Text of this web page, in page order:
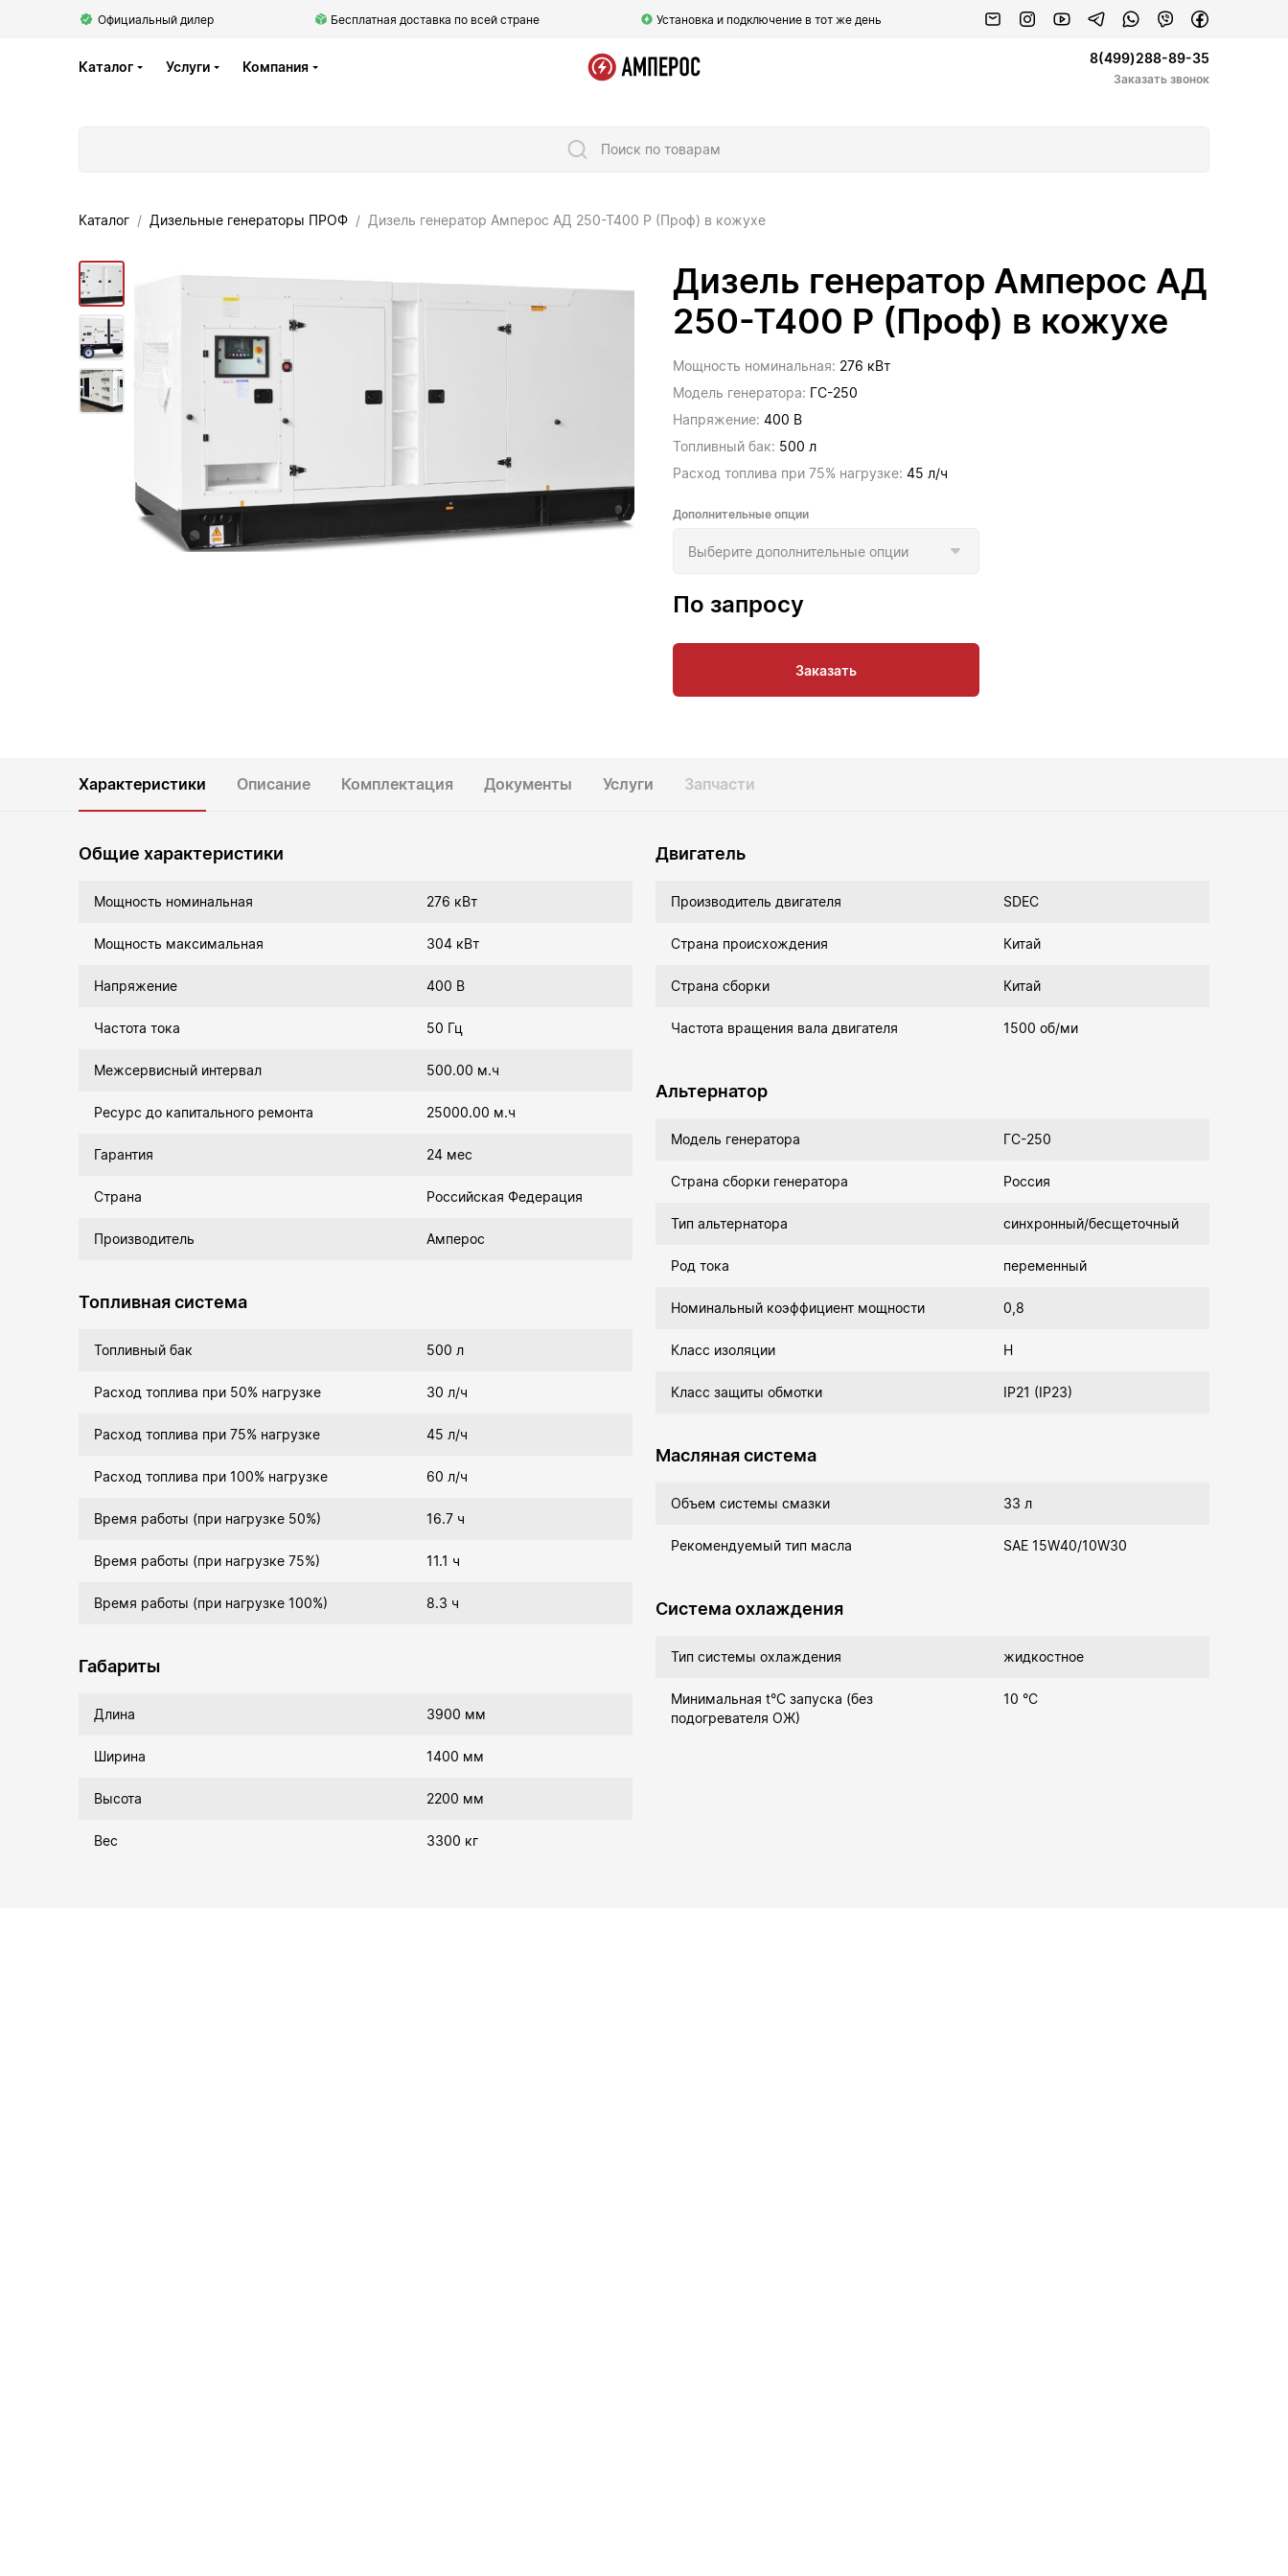
Официальный дилер Бесплатная доставка по всей стране Установка и подключение в тот же день
Каталог Услуги Компания
8(499)288-89-35
Заказать звонок
Поиск по товарам
Каталог Дизельные генераторы ПРОФ Дизель генератор Амперос АД 250-Т400 P (Проф) в кожухе
Дизель генератор Амперос АД
250-Т400 P (Проф) в кожухе
Мощность номинальная: 276 кВт
Модель генератора: ГС-250
Напряжение: 400 В
Топливный бак: 500 л
Расход топлива при 75% нагрузке: 45 л/ч
Дополнительные опции
По запросу
Заказать
Характеристики Описание Комплектация Документы Услуги Запчасти
Общие характеристики
Мощность номинальная 276 кВт
Мощность максимальная 304 кВт
Напряжение 400 В
Частота тока 50 Гц
Межсервисный интервал 500.00 м.ч
Ресурс до капитального ремонта 25000.00 м.ч
Гарантия 24 мес
Страна Российская Федерация
Производитель Амперос
Двигатель
Производитель двигателя SDEC
Страна происхождения Китай
Страна сборки Китай
Частота вращения вала двигателя 1500 об/ми
Альтернатор
Модель генератора ГС-250
Страна сборки генератора Россия
Тип альтернатора синхронный/бесщеточный
Род тока переменный
Номинальный коэффициент мощности 0,8
Класс изоляции Н
Класс защиты обмотки IP21 (IP23)
Топливная система
Топливный бак 500 л
Расход топлива при 50% нагрузке 30 л/ч
Расход топлива при 75% нагрузке 45 л/ч
Расход топлива при 100% нагрузке 60 л/ч
Время работы (при нагрузке 50%) 16.7 ч
Время работы (при нагрузке 75%) 11.1 ч
Время работы (при нагрузке 100%) 8.3 ч
Масляная система
Объем системы смазки 33 л
Рекомендуемый тип масла SAE 15W40/10W30
Система охлаждения
Тип системы охлаждения жидкостное
Минимальная t°С запуска (без
подогревателя ОЖ)
10 °C
Габариты
Длина 3900 мм
Ширина 1400 мм
Высота 2200 мм
Вес 3300 кг